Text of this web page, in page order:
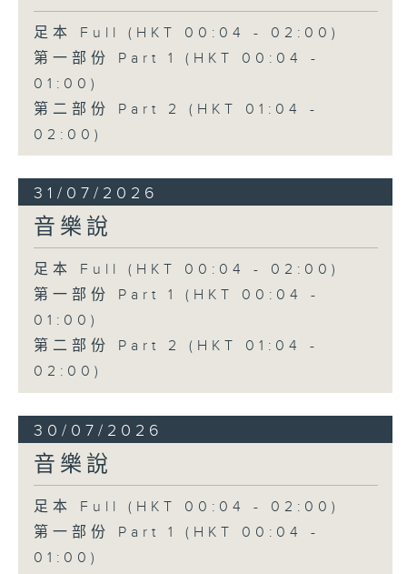
足本 Full (HKT 00:04 - 02:00)
第一部份 Part 1 (HKT 00:04 -
01:00)
第二部份 Part 2 (HKT 01:04 -
02:00)
31/07/2026
音樂說
足本 Full (HKT 00:04 - 02:00)
第一部份 Part 1 (HKT 00:04 -
01:00)
第二部份 Part 2 (HKT 01:04 -
02:00)
30/07/2026
音樂說
足本 Full (HKT 00:04 - 02:00)
第一部份 Part 1 (HKT 00:04 -
01:00)